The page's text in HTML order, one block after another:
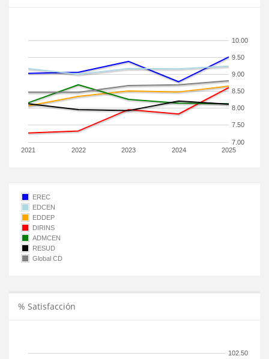
2021 2022 2023 2024 2025
7.00
7.50
8.00
8.50
9.00
9.50
10.00
EREC
EDCEN
EDDEP
DIRINS
ADMCEN
RESUD
Global CD
% Satisfacción
102.50